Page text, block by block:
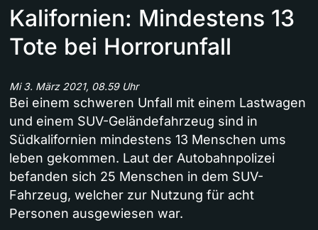
Kalifornien: Mindestens 13
Tote bei Horrorunfall
Mi 3. März 2021, 08.59 Uhr
Bei einem schweren Unfall mit einem Lastwagen
und einem SUV-Geländefahrzeug sind in
Südkalifornien mindestens 13 Menschen ums
leben gekommen. Laut der Autobahnpolizei
befanden sich 25 Menschen in dem SUV-
Fahrzeug, welcher zur Nutzung für acht
Personen ausgewiesen war.